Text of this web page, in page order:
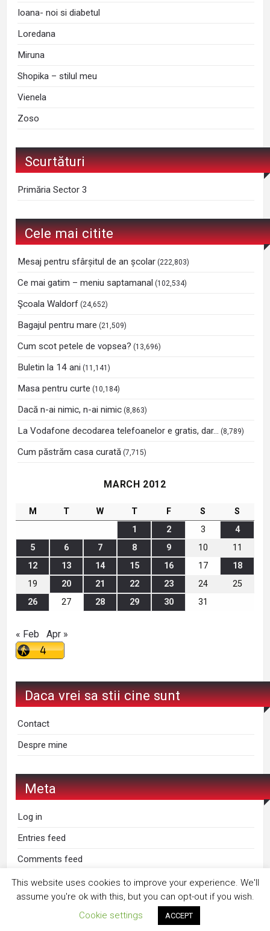
Ioana- noi si diabetul
Loredana
Miruna
Shopika – stilul meu
Vienela
Zoso
Scurtături
Primăria Sector 3
Cele mai citite
Mesaj pentru sfârșitul de an școlar (222,803)
Ce mai gatim – meniu saptamanal (102,534)
Şcoala Waldorf (24,652)
Bagajul pentru mare (21,509)
Cum scot petele de vopsea? (13,696)
Buletin la 14 ani (11,141)
Masa pentru curte (10,184)
Dacă n-ai nimic, n-ai nimic (8,863)
La Vodafone decodarea telefoanelor e gratis, dar… (8,789)
Cum păstrăm casa curată (7,715)
MARCH 2012
M T W T F S
S
1
2 3
4
5
6 7 8 9 10
11
12
13 14 15 16 17
18
19
20 21 22 23 24
25
26
27 28 29 30 31
« Feb Apr »
Daca vrei sa stii cine sunt
Contact
Despre mine
Meta
Log in
Entries feed
Comments feed
WordPress.org
Proudly powered byWordPress . Design by
This website uses cookies to improve your experience. We'll
assume you're ok with this, but you can opt-out if you wish.
Cookie settings
ACCEPT